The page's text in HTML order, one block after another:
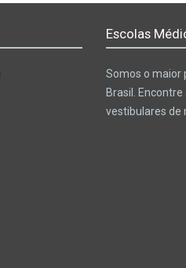
Escolas
Somos o maior
Brasil.
vestibulares de